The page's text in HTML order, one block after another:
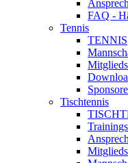
FAQ -
Tennis
TENNIS
Tischtennis